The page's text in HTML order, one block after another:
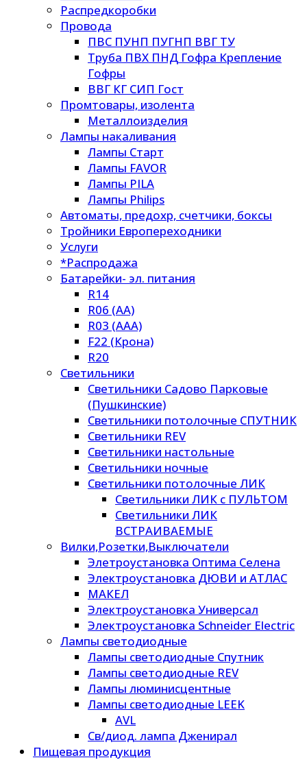
Распредкоробки
Провода
ПВС ПУНП ПУГНП ВВГ ТУ
Труба ПВХ ПНД Гофра Крепление
Гофры
ВВГ КГ СИП Гост
Промтовары, изолента
Металлоизделия
Лампы накаливания
Лампы Старт
Лампы FAVOR
Лампы PILA
Лампы Philips
Автоматы, предохр, счетчики, боксы
Тройники Европереходники
Услуги
*Распродажа
Батарейки- эл. питания
R14
R06 (AA)
R03 (AAA)
F22 (Крона)
R20
Светильники
Светильники Садово Парковые
(Пушкинские)
Светильники потолочные СПУТНИК
Светильники REV
Светильники настольные
Светильники ночные
Светильники потолочные ЛИК
Светильники ЛИК с ПУЛЬТОМ
Светильники ЛИК
ВСТРАИВАЕМЫЕ
Вилки,Розетки,Выключатели
Элетроустановка Оптима Селена
Электроустановка ДЮВИ и АТЛАС
МАКЕЛ
Электроустановка Универсал
Электроустановка Schneider Electric
Лампы светодиодные
Лампы светодиодные Спутник
Лампы светодиодные REV
Лампы люминисцентные
Лампы светодиодные LEEK
AVL
Св/диод. лампа Дженирал
Пищевая продукция